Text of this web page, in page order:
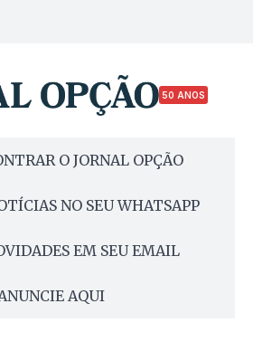
50 ANOS
O JORNAL OPÇÃO
NO SEU WHATSAPP
EM SEU EMAIL
AQUI